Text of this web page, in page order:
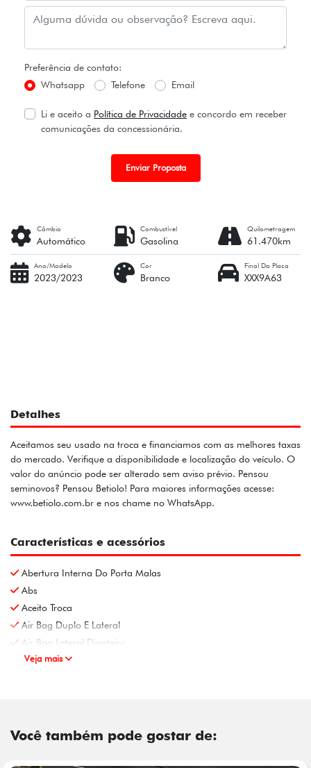
Preferência de contato:
Whatsapp
Telefone Email
Li e aceito a Política de Privacidade e concordo em receber
comunicações da concessionária.
Enviar Proposta
Câmbio
Automático
Combustível
Gasolina
Quilometragem
61.470km
Ano/Modelo
2023/2023
Cor
Branco
Final Da Placa
XXX9A63
Detalhes
Aceitamos seu usado na troca e financiamos com as melhores taxas
do mercado. Verifique a disponibilidade e localização do veículo. O
valor do anúncio pode ser alterado sem aviso prévio. Pensou
seminovos? Pensou Betiolo! Para maiores informações acesse:
www.betiolo.com.br e nos chame no WhatsApp.
Características e acessórios
Abertura Interna Do Porta Malas
Abs
Aceito Troca
Air Bag Duplo E Lateral
Air Bag Lateral Dianteiro
Veja mais
Você também pode gostar de: